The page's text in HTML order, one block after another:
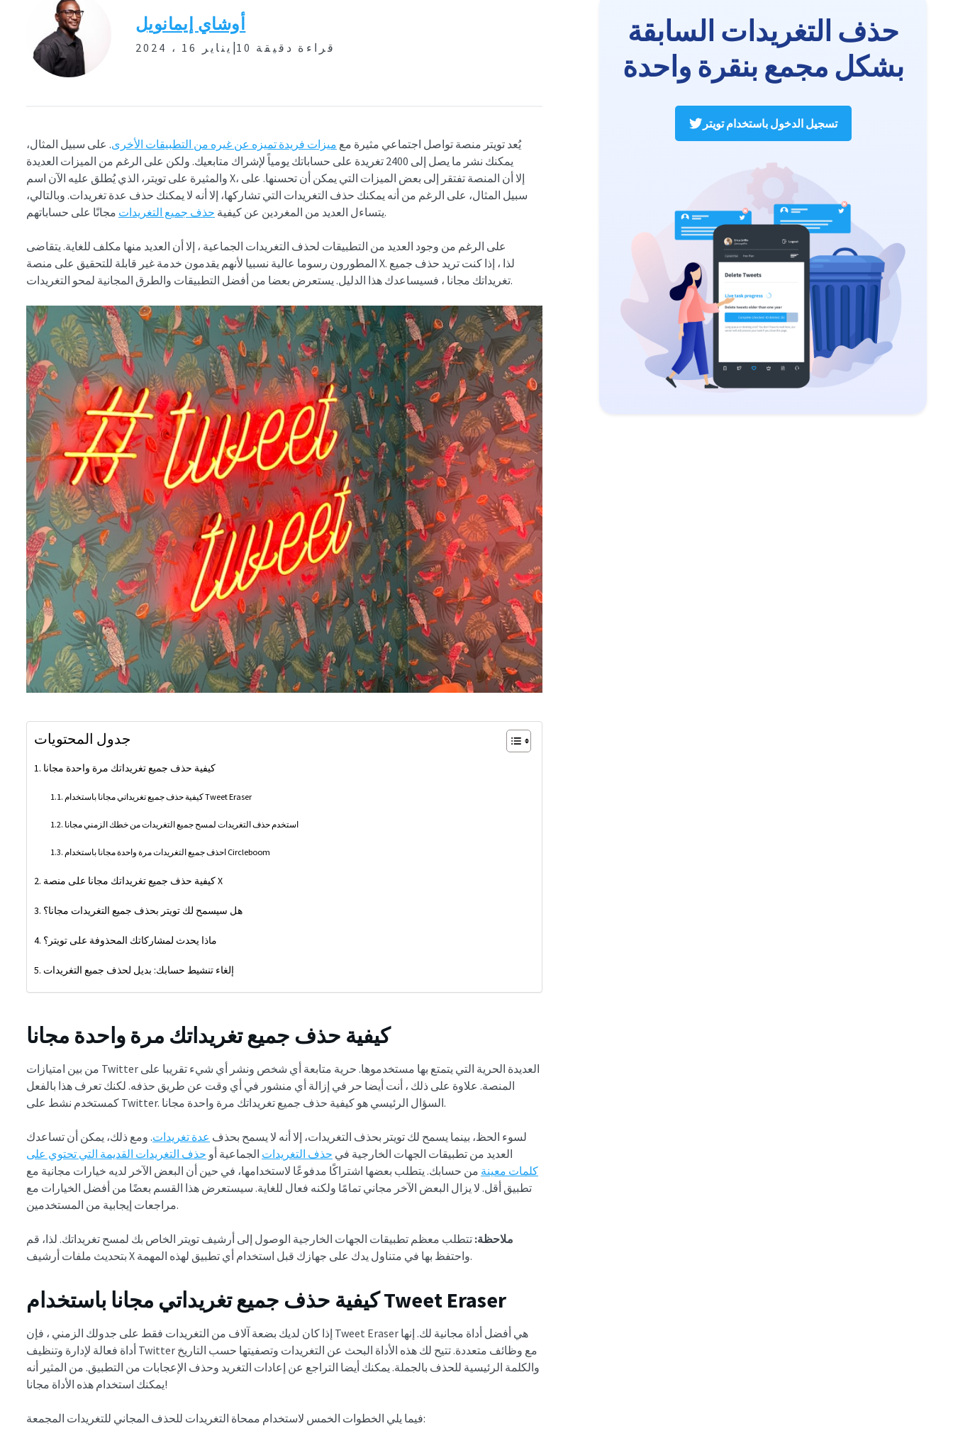
أوشاي إيمانويل
يناير 16 ، 2024 | 10 قراءة دقيقة
يُعد تويتر منصة تواصل اجتماعي مثيرة مع ميزات فريدة تميزه عن غيره من التطبيقات الأخرى. على سبيل المثال،
يمكنك نشر ما يصل إلى 2400 تغريدة على حساباتك يومياً لإشراك متابعيك. ولكن على الرغم من الميزات العديدة
والمثيرة على تويتر، الذي يُطلق عليه الآن اسم X، إلا أن المنصة تفتقر إلى بعض الميزات التي يمكن أن تحسنها. على
سبيل المثال، على الرغم من أنه يمكنك حذف التغريدات التي تشاركها، إلا أنه لا يمكنك حذف عدة تغريدات. وبالتالي،
يتساءل العديد من المغردين عن كيفية حذف جميع التغريدات مجانًا على حساباتهم.
على الرغم من وجود العديد من التطبيقات لحذف التغريدات الجماعية ، إلا أن العديد منها مكلف للغاية. يتقاضى
المطورون رسوما عالية نسبيا لأنهم يقدمون خدمة غير قابلة للتحقيق على منصة X. لذا ، إذا كنت تريد حذف جميع
تغريداتك مجانا ، فسيساعدك هذا الدليل. يستعرض بعضا من أفضل التطبيقات والطرق المجانية لمحو التغريدات.
جدول المحتويات
كيفية حذف جميع تغريداتك مرة واحدة مجانا
كيفية حذف جميع تغريداتي مجانا باستخدام Tweet Eraser
استخدم حذف التغريدات لمسح جميع التغريدات من خطك الزمني مجانا
احذف جميع التغريدات مرة واحدة مجانا باستخدام Circleboom
كيفية حذف جميع تغريداتك مجانا على منصة X
هل سيسمح لك تويتر بحذف جميع التغريدات مجانا؟
ماذا يحدث لمشاركاتك المحذوفة على تويتر؟
إلغاء تنشيط حسابك: بديل لحذف جميع التغريدات
كيفية حذف جميع تغريداتك مرة واحدة مجانا
من بين امتيازات Twitter العديدة الحرية التي يتمتع بها مستخدموها. حرية متابعة أي شخص ونشر أي شيء تقريبا على
المنصة. علاوة على ذلك ، أنت أيضا حر في إزالة أي منشور في أي وقت عن طريق حذفه. لكنك تعرف هذا بالفعل
كمستخدم نشط على Twitter. السؤال الرئيسي هو كيفية حذف جميع تغريداتك مرة واحدة مجانا.
لسوء الحظ، بينما يسمح لك تويتر بحذف التغريدات، إلا أنه لا يسمح بحذف عدة تغريدات. ومع ذلك، يمكن أن تساعدك
العديد من تطبيقات الجهات الخارجية في حذف التغريدات الجماعية أو حذف التغريدات القديمة التي تحتوي على
كلمات معينة من حسابك. يتطلب بعضها اشتراكًا مدفوعًا لاستخدامها، في حين أن البعض الآخر لديه خيارات مجانية مع
تطبيق أقل. لا يزال البعض الآخر مجاني تمامًا ولكنه فعال للغاية. سيستعرض هذا القسم بعضًا من أفضل الخيارات مع
مراجعات إيجابية من المستخدمين.
ملاحظة: تتطلب معظم تطبيقات الجهات الخارجية الوصول إلى أرشيف تويتر الخاص بك لمسح تغريداتك. لذا، قم
بتحديث ملفات أرشيف X واحتفظ بها في متناول يدك على جهازك قبل استخدام أي تطبيق لهذه المهمة.
كيفية حذف جميع تغريداتي مجانا باستخدام Tweet Eraser
إذا كان لديك بضعة آلاف من التغريدات فقط على جدولك الزمني ، فإن Tweet Eraser هي أفضل أداة مجانية لك. إنها
أداة فعالة لإدارة وتنظيف Twitter مع وظائف متعددة. تتيح لك هذه الأداة البحث عن التغريدات وتصفيتها حسب التاريخ
والكلمة الرئيسية للحذف بالجملة. يمكنك أيضا التراجع عن إعادات التغريد وحذف الإعجابات من التطبيق. من المثير أنه
يمكنك استخدام هذه الأداة مجانا!
فيما يلي الخطوات الخمس لاستخدام ممحاة التغريدات للحذف المجاني للتغريدات المجمعة:
حذف التغريدات السابقة
بشكل مجمع بنقرة واحدة
تسجيل الدخول باستخدام تويتر